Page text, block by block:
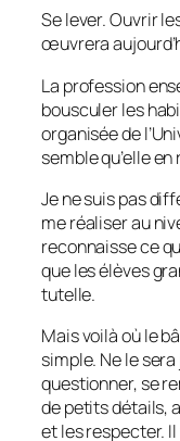
Se lever. Ouvrir
œuvrera
La profession
bousculer les
organisée de
semble qu’elle
Je ne suis pas
me réaliser au
reconnaisse ce
que les élèves
tutelle.
Mais voilà où le
simple. Ne le
questionner, se
de petits détails,
et les respecter.